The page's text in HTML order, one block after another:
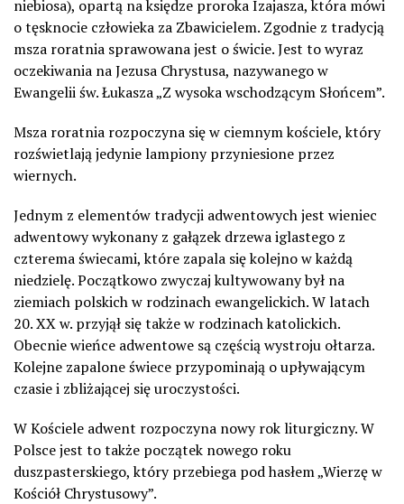
niebiosa), opartą na księdze proroka Izajasza, która mówi
o tęsknocie człowieka za Zbawicielem. Zgodnie z tradycją
msza roratnia sprawowana jest o świcie. Jest to wyraz
oczekiwania na Jezusa Chrystusa, nazywanego w
Ewangelii św. Łukasza „Z wysoka wschodzącym Słońcem”.
Msza roratnia rozpoczyna się w ciemnym kościele, który
rozświetlają jedynie lampiony przyniesione przez
wiernych.
Jednym z elementów tradycji adwentowych jest wieniec
adwentowy wykonany z gałązek drzewa iglastego z
czterema świecami, które zapala się kolejno w każdą
niedzielę. Początkowo zwyczaj kultywowany był na
ziemiach polskich w rodzinach ewangelickich. W latach
20. XX w. przyjął się także w rodzinach katolickich.
Obecnie wieńce adwentowe są częścią wystroju ołtarza.
Kolejne zapalone świece przypominają o upływającym
czasie i zbliżającej się uroczystości.
W Kościele adwent rozpoczyna nowy rok liturgiczny. W
Polsce jest to także początek nowego roku
duszpasterskiego, który przebiega pod hasłem „Wierzę w
Kościół Chrystusowy”.